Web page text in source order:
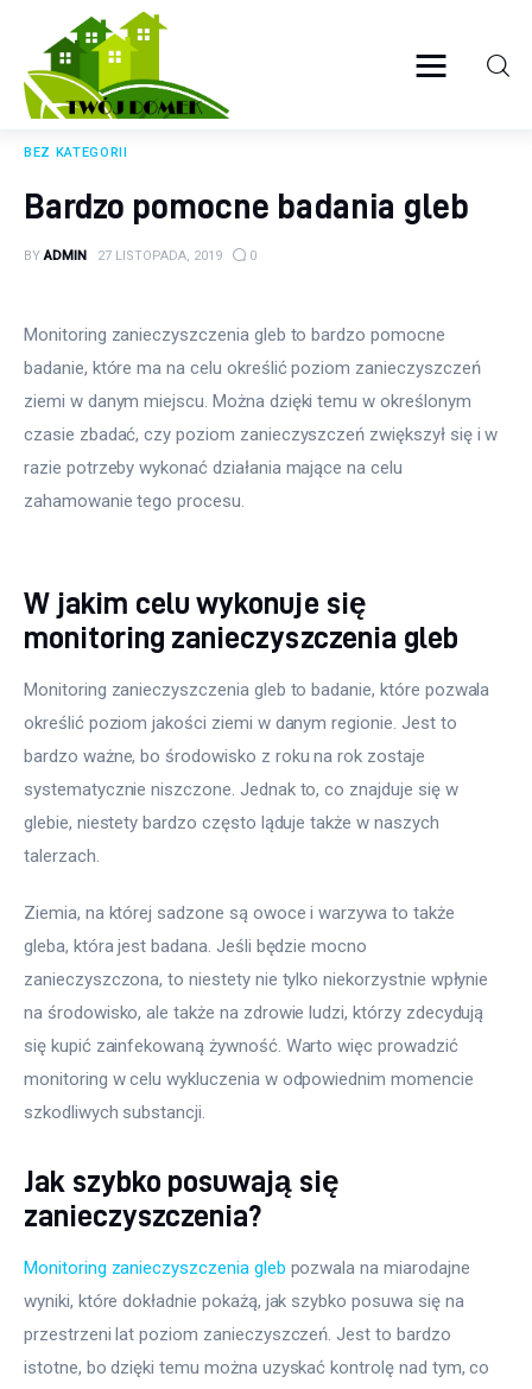
Twój domek
TWOJE ŻYCIE
Salon
Sypialnia
Budowa
BEZ KATEGORII
Bardzo pomocne badania gleb
BY ADMIN 27 LISTOPADA, 2019 0
Monitoring zanieczyszczenia gleb to bardzo pomocne
badanie, które ma na celu określić poziom zanieczyszczeń
ziemi w danym miejscu. Można dzięki temu w określonym
czasie zbadać, czy poziom zanieczyszczeń zwiększył się i w
razie potrzeby wykonać działania mające na celu
zahamowanie tego procesu.
W jakim celu wykonuje się
monitoring zanieczyszczenia gleb
Monitoring zanieczyszczenia gleb to badanie, które pozwala
określić poziom jakości ziemi w danym regionie. Jest to
bardzo ważne, bo środowisko z roku na rok zostaje
systematycznie niszczone. Jednak to, co znajduje się w
glebie, niestety bardzo często ląduje także w naszych
talerzach.
Ziemia, na której sadzone są owoce i warzywa to także
gleba, która jest badana. Jeśli będzie mocno
zanieczyszczona, to niestety nie tylko niekorzystnie wpłynie
na środowisko, ale także na zdrowie ludzi, którzy zdecydują
się kupić zainfekowaną żywność. Warto więc prowadzić
monitoring w celu wykluczenia w odpowiednim momencie
szkodliwych substancji.
Jak szybko posuwają się
zanieczyszczenia?
Monitoring zanieczyszczenia gleb pozwala na miarodajne
wyniki, które dokładnie pokażą, jak szybko posuwa się na
przestrzeni lat poziom zanieczyszczeń. Jest to bardzo
istotne, bo dzięki temu można uzyskać kontrolę nad tym, co